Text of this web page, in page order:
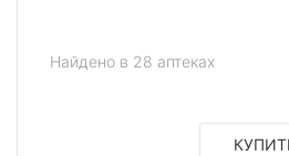
Найдено в 28 аптеках